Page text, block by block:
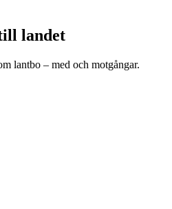
landet
lantbo – med och motgångar.